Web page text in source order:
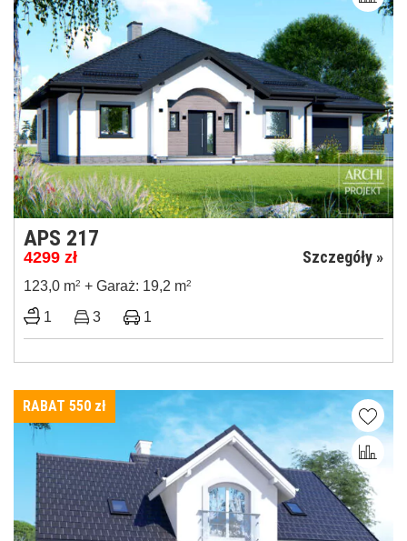
APS 217
4299 zł Szczegóły »
123,0 m2 + Garaż: 19,2 m2
1 3 1
RABAT 550 zł